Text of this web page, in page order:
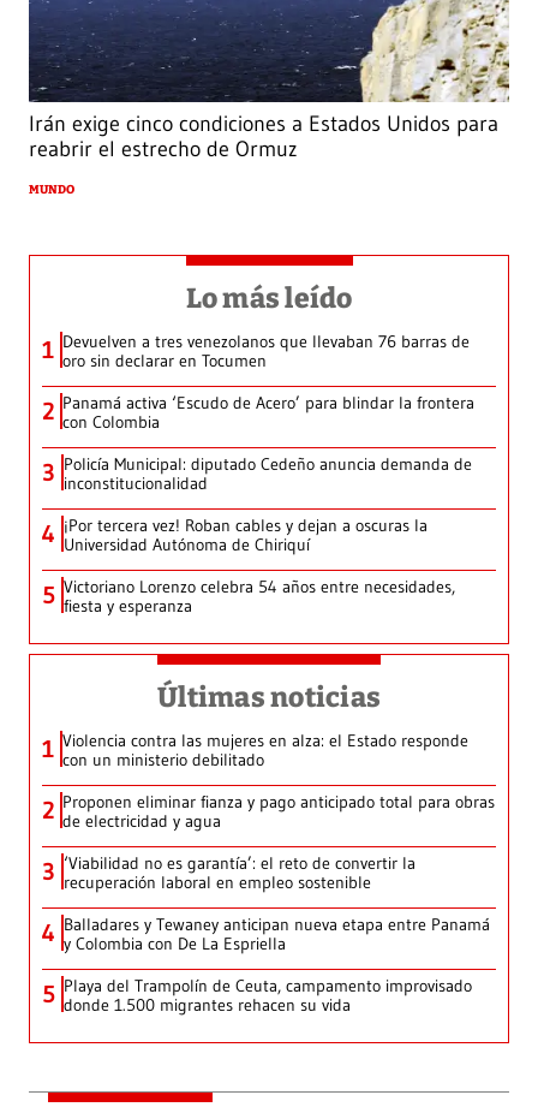
Irán exige cinco condiciones a Estados Unidos para
reabrir el estrecho de Ormuz
MUNDO
Lo más leído
1 Devuelven a tres venezolanos que llevaban 76 barras de
oro sin declarar en Tocumen
2 Panamá activa ‘Escudo de Acero’ para blindar la frontera
con Colombia
3 Policía Municipal: diputado Cedeño anuncia demanda de
inconstitucionalidad
4 ¡Por tercera vez! Roban cables y dejan a oscuras la
Universidad Autónoma de Chiriquí
5 Victoriano Lorenzo celebra 54 años entre necesidades,
fiesta y esperanza
Últimas noticias
1 Violencia contra las mujeres en alza: el Estado responde
con un ministerio debilitado
2 Proponen eliminar fianza y pago anticipado total para obras
de electricidad y agua
3 ‘Viabilidad no es garantía’: el reto de convertir la
recuperación laboral en empleo sostenible
4 Balladares y Tewaney anticipan nueva etapa entre Panamá
y Colombia con De La Espriella
5 Playa del Trampolín de Ceuta, campamento improvisado
donde 1.500 migrantes rehacen su vida